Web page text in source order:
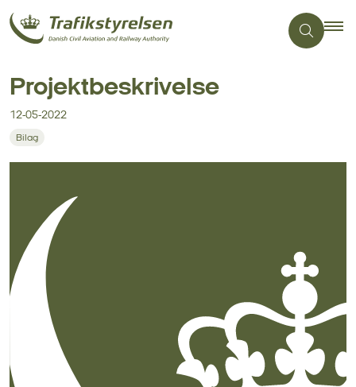
Projektbeskrivelse
12-05-2022
Bilag